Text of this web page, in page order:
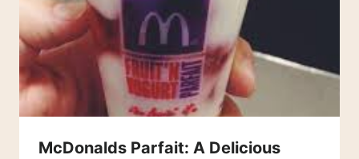
McDonalds Parfait: A Delicious